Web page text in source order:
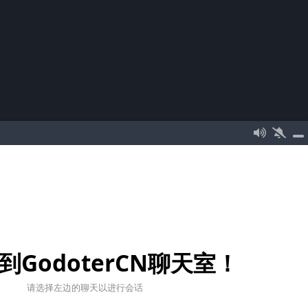
GodoterCN聊天室！
请选择左边的聊天以进行会话